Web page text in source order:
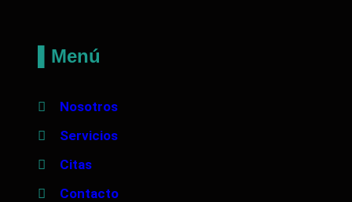
▌Menú
Nosotros
Servicios
Citas
Contacto